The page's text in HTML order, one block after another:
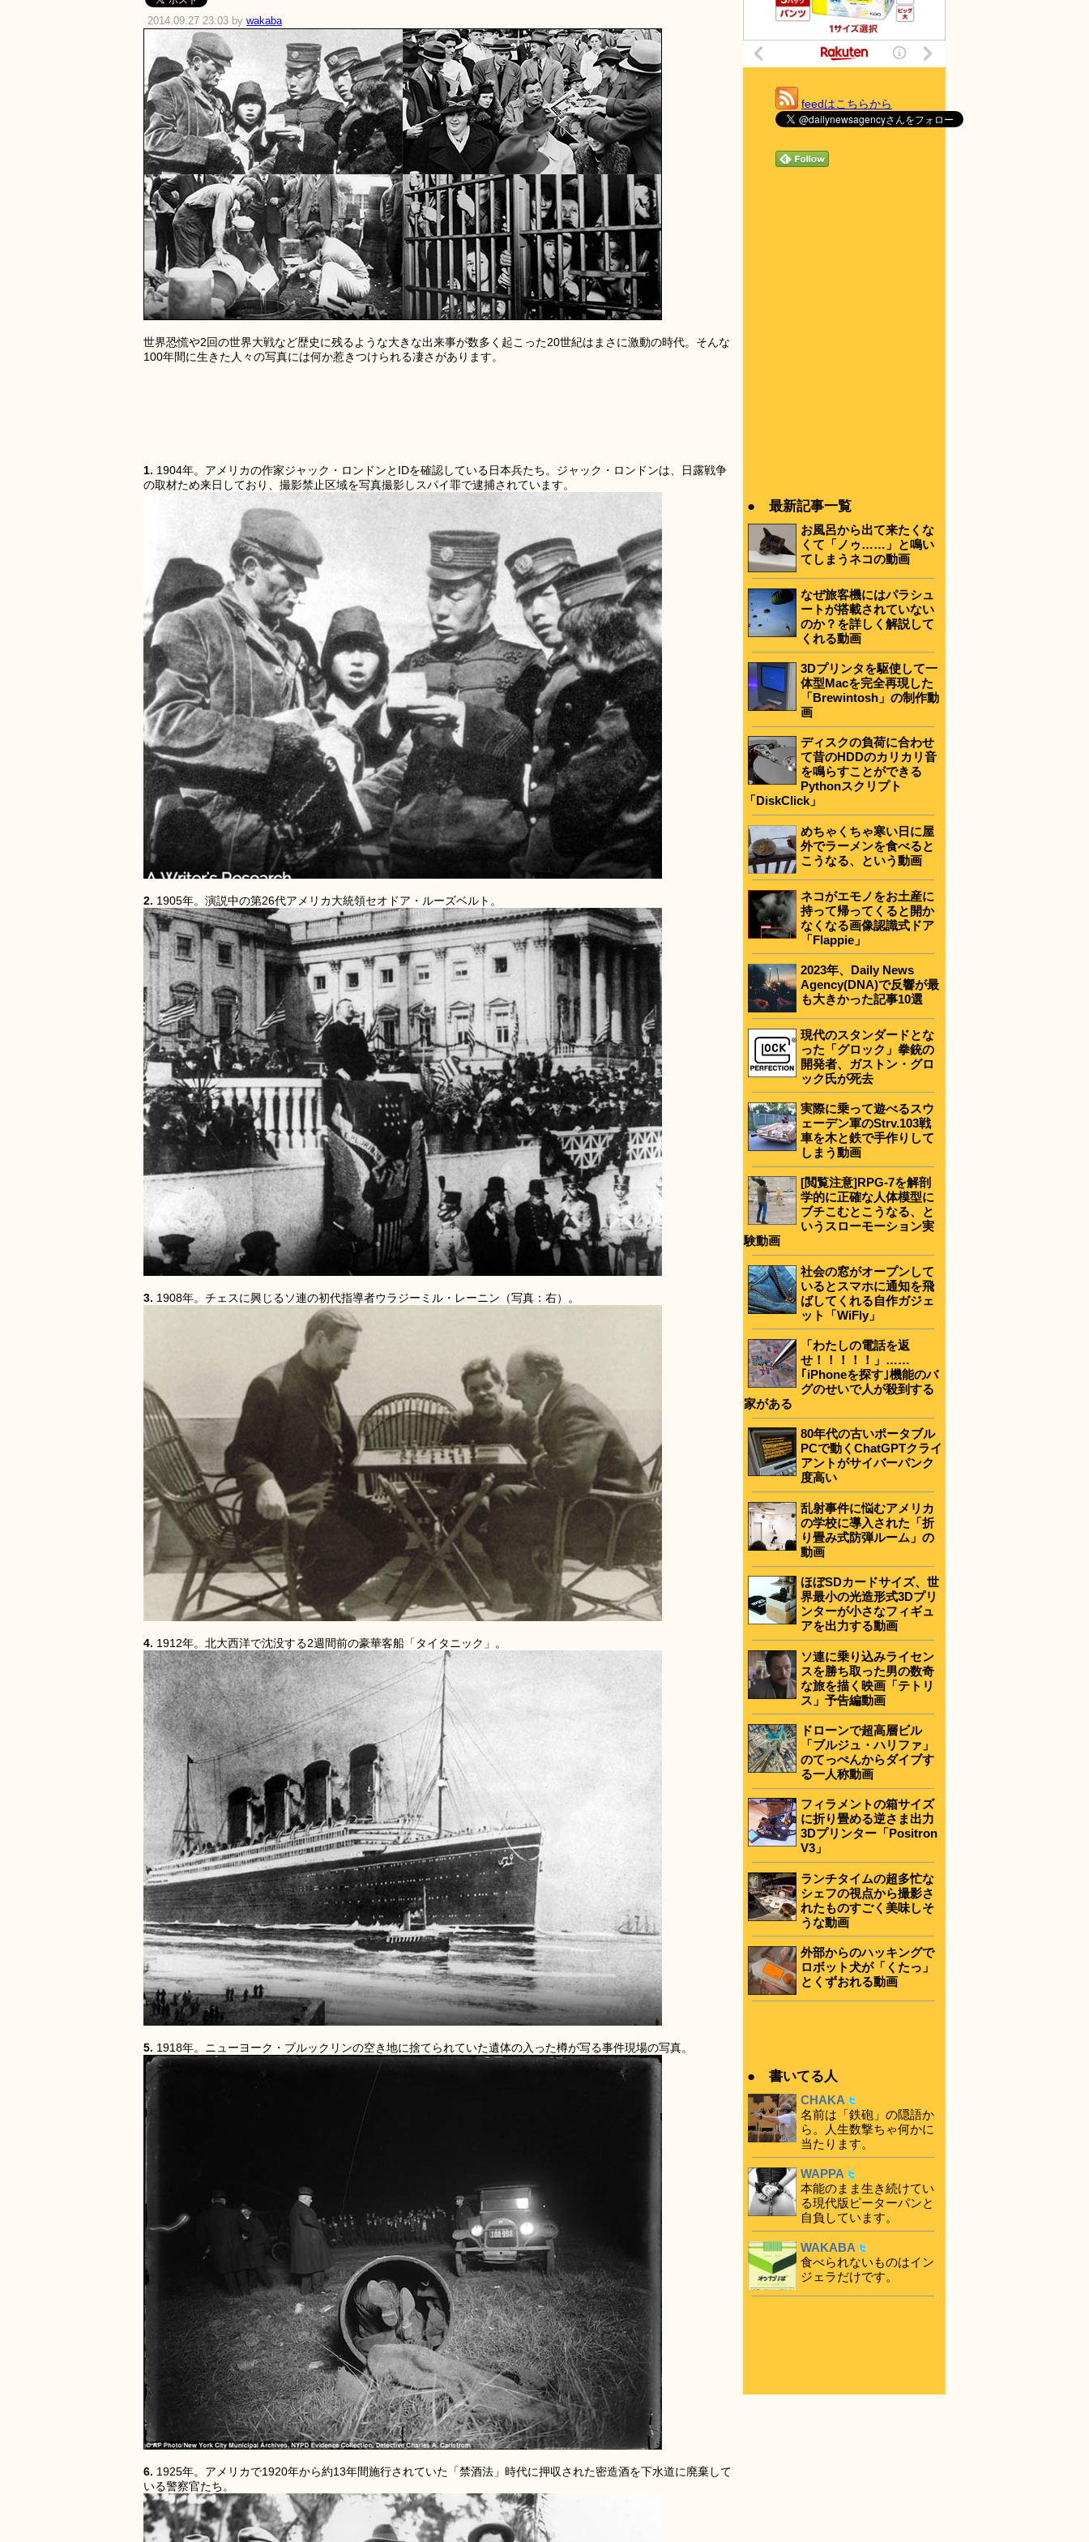
2014.09.27 23:03 by wakaba
世界恐慌や2回の世界大戦など歴史に残るような大きな出来事が数多く起こった20世紀はまさに激動の時代。そんな
100年間に生きた人々の写真には何か惹きつけられる凄さがあります。
1. 1904年。アメリカの作家ジャック・ロンドンとIDを確認している日本兵たち。ジャック・ロンドンは、日露戦争
の取材ため来日しており、撮影禁止区域を写真撮影しスパイ罪で逮捕されています。
2. 1905年。演説中の第26代アメリカ大統領セオドア・ルーズベルト。
3. 1908年。チェスに興じるソ連の初代指導者ウラジーミル・レーニン（写真：右）。
4. 1912年。北大西洋で沈没する2週間前の豪華客船「タイタニック」。
5. 1918年。ニューヨーク・ブルックリンの空き地に捨てられていた遺体の入った樽が写る事件現場の写真。
6. 1925年。アメリカで1920年から約13年間施行されていた「禁酒法」時代に押収された密造酒を下水道に廃棄して
いる警察官たち。
feedはこちらから
● 最新記事一覧
お風呂から出て来たくな
くて「ノゥ……」と鳴い
てしまうネコの動画
なぜ旅客機にはパラシュ
ートが搭載されていない
のか？を詳しく解説して
くれる動画
3Dプリンタを駆使して一
体型Macを完全再現した
「Brewintosh」の制作動
画
ディスクの負荷に合わせ
て昔のHDDのカリカリ音
を鳴らすことができる
Pythonスクリプト
「DiskClick」
めちゃくちゃ寒い日に屋
外でラーメンを食べると
こうなる、という動画
ネコがエモノをお土産に
持って帰ってくると開か
なくなる画像認識式ドア
「Flappie」
2023年、Daily News
Agency(DNA)で反響が最
も大きかった記事10選
現代のスタンダードとな
った「グロック」拳銃の
開発者、ガストン・グロ
ック氏が死去
実際に乗って遊べるスウ
ェーデン軍のStrv.103戦
車を木と鉄で手作りして
しまう動画
[閲覧注意]RPG-7を解剖
学的に正確な人体模型に
ブチこむとこうなる、と
いうスローモーション実
験動画
社会の窓がオープンして
いるとスマホに通知を飛
ばしてくれる自作ガジェ
ット「WiFly」
「わたしの電話を返
せ！！！！！」……
｢iPhoneを探す｣機能のバ
グのせいで人が殺到する
家がある
80年代の古いポータブル
PCで動くChatGPTクライ
アントがサイバーパンク
度高い
乱射事件に悩むアメリカ
の学校に導入された「折
り畳み式防弾ルーム」の
動画
ほぼSDカードサイズ、世
界最小の光造形式3Dプリ
ンターが小さなフィギュ
アを出力する動画
ソ連に乗り込みライセン
スを勝ち取った男の数奇
な旅を描く映画「テトリ
ス」予告編動画
ドローンで超高層ビル
「ブルジュ・ハリファ」
のてっぺんからダイブす
る一人称動画
フィラメントの箱サイズ
に折り畳める逆さま出力
3Dプリンター「Positron
V3」
ランチタイムの超多忙な
シェフの視点から撮影さ
れたものすごく美味しそ
うな動画
外部からのハッキングで
ロボット犬が「くたっ」
とくずおれる動画
● 書いてる人
CHAKA
名前は「鉄砲」の隠語か
ら。人生数撃ちゃ何かに
当たります。
WAPPA
本能のまま生き続けてい
る現代版ピーターパンと
自負しています。
WAKABA
食べられないものはイン
ジェラだけです。